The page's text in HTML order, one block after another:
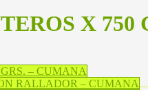
X 750
– CUMANA
RALLADOR – CUMANA